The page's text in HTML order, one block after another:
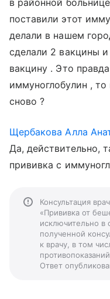
в районной
поставили этот
делали в нашем
сделали 2 вакцины
вакцину . Это
иммуноглобулин ,
сново ?
Щербакова Алла
Да, действительно,
прививка с
Консультация
«Прививка от
исключительно в
полученной
к врачу, в том
Ответ